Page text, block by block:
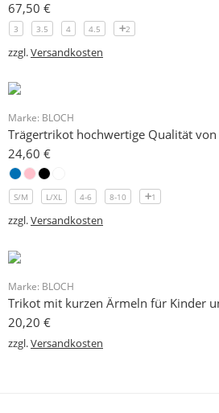
67,50 €
3 3.5 4 4.5 2
zzgl.Versandkosten
Marke: BLOCH
Trägertrikot hochwertige Qualität von
24,60 €
S/M L/XL 4-6 8-10 1
zzgl.Versandkosten
Marke: BLOCH
Trikot mit kurzen Ärmeln für Kinder
20,20 €
zzgl.Versandkosten